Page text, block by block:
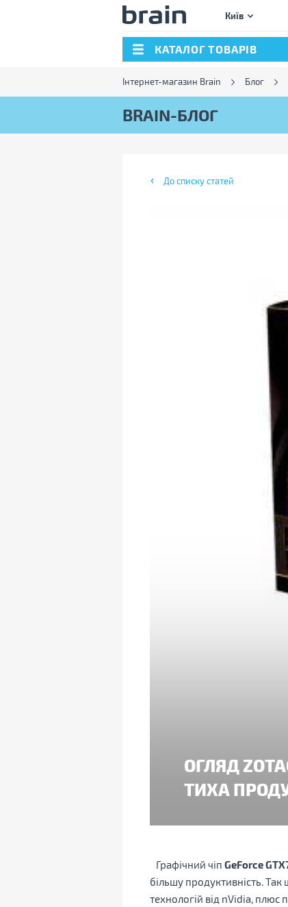
Київ
КАТАЛОГ ТОВАРІВ
Інтернет-магазин Brain Блог
BRAIN-БЛОГ
До списку статей
ОГЛЯД
ТИХА
Графічний чіп GeForce
більшу продуктивність.
технологій від nVidia, плюс